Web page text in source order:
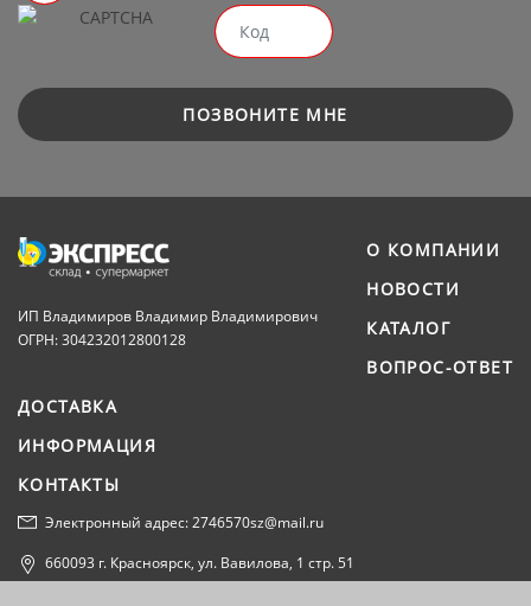
ПОЗВОНИТЕ МНЕ
ИП Владимиров Владимир Владимирович
ОГРН: 304232012800128
О КОМПАНИИ
НОВОСТИ
КАТАЛОГ
ВОПРОС-ОТВЕТ
ДОСТАВКА
ИНФОРМАЦИЯ
КОНТАКТЫ
Электронный адрес: 2746570sz@mail.ru
660093 г. Красноярск, ул. Вавилова, 1 стр. 51